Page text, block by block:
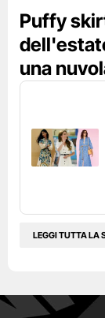
Puffy
una
LEGGI TUTTA LA